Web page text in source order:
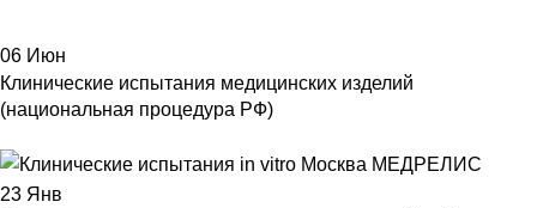
06 Июн
Клинические испытания медицинских изделий
(национальная процедура РФ)
23 Янв